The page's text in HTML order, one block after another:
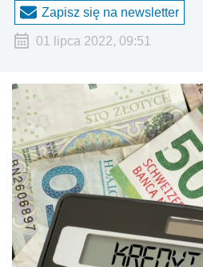
Zapisz się na newsletter
01 lipca 2022, 09:51